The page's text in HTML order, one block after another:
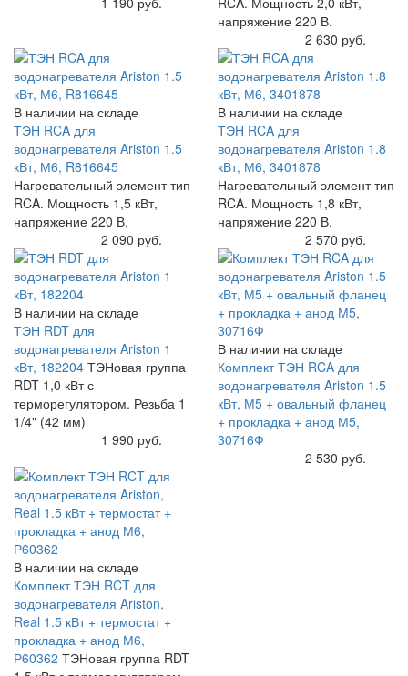
напряжение 220 В.
2 630 руб.
В наличии на складе
ТЭН RCA для
водонагревателя Ariston 1.5
кВт, М6, R816645
Нагревательный элемент тип
RCA. Мощность 1,5 кВт,
напряжение 220 В.
2 090 руб.
В наличии на складе
ТЭН RCA для
водонагревателя Ariston 1.8
кВт, М6, 3401878
Нагревательный элемент тип
RCA. Мощность 1,8 кВт,
напряжение 220 В.
2 570 руб.
В наличии на складе
ТЭН RDT для
водонагревателя Ariston 1
кВт, 182204 ТЭНовая группа
RDT 1,0 кВт с
терморегулятором. Резьба 1
1/4" (42 мм)
1 990 руб.
В наличии на складе
Комплект ТЭН RCA для
водонагревателя Ariston 1.5
кВт, М5 + овальный фланец
+ прокладка + анод М5,
30716Ф
2 530 руб.
В наличии на складе
Комплект ТЭН RCT для
водонагревателя Ariston,
Real 1.5 кВт + термостат +
прокладка + анод М6,
Р60362 ТЭНовая группа RDT